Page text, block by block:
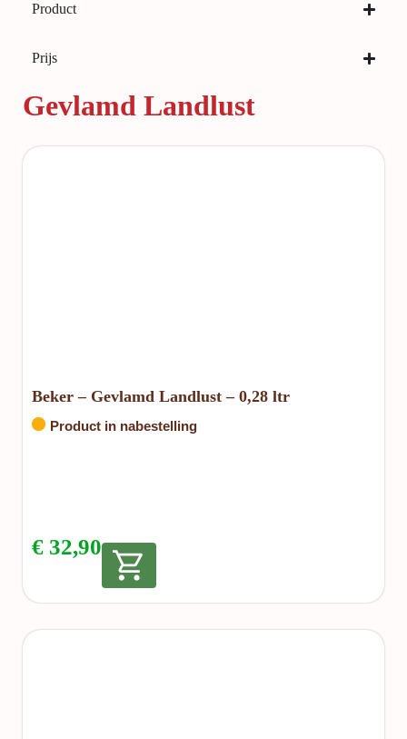
Product
Prijs
Gevlamd Landlust
Beker – Gevlamd Landlust – 0,28 ltr
Product in nabestelling
€ 32,90